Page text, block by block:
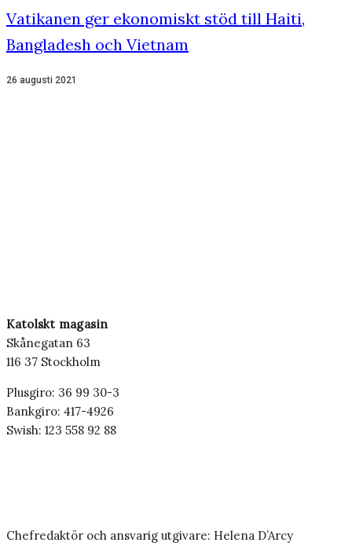
Vatikanen ger ekonomiskt stöd till Haiti,
Bangladesh och Vietnam
26 augusti 2021
Katolskt magasin
Skånegatan 63
116 37 Stockholm
Plusgiro: 36 99 30-3
Bankgiro: 417-4926
Swish: 123 558 92 88
Chefredaktör och ansvarig utgivare: Helena D’Arcy